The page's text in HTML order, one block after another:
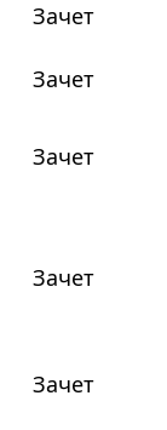
Зачет
Зачет
Зачет
Зачет
Зачет